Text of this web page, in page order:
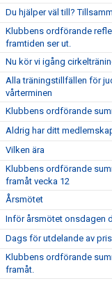
Du hjälper väl till?
Klubbens ordförande
framtiden ser ut.
Nu kör vi igång
Alla träningstillfällen för
vårterminen
Klubbens ordförande
Aldrig har ditt
Vilken ära
Klubbens ordförande
framåt vecka 12
Årsmötet
Inför årsmötet onsdagen
Dags för utdelande av
Klubbens ordförande
framåt.